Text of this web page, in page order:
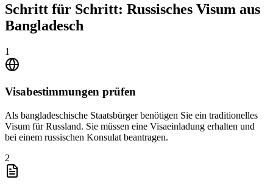
Schritt für Schritt: Russisches Visum aus
Bangladesch
1
Visabestimmungen prüfen
Als bangladeschische Staatsbürger benötigen Sie ein traditionelles
Visum für Russland. Sie müssen eine Visaeinladung erhalten und
bei einem russischen Konsulat beantragen.
2